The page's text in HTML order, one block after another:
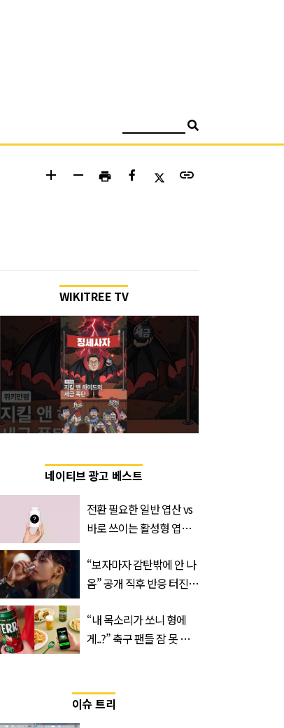
add remove print link
WIKITREE TV
네이티브 광고 베스트
전환 필요한 일반 엽산 vs
바로 쓰이는 활성형 엽
‘Quatrefolic®’ 주목
“보자마자 감탄밖에 안 나
옴” 공개 직후 반응 터진
“내 목소리가 쏘니 형에
게..?” 축구 팬들 잠 못 들
이슈 트리